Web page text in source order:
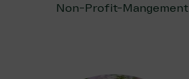
Non-Profit-Mangement